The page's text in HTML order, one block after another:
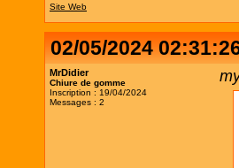
Site Web
02/05/2024
MrDidier
Chiure de gomme
Inscription : 19/04/2024
Messages : 2